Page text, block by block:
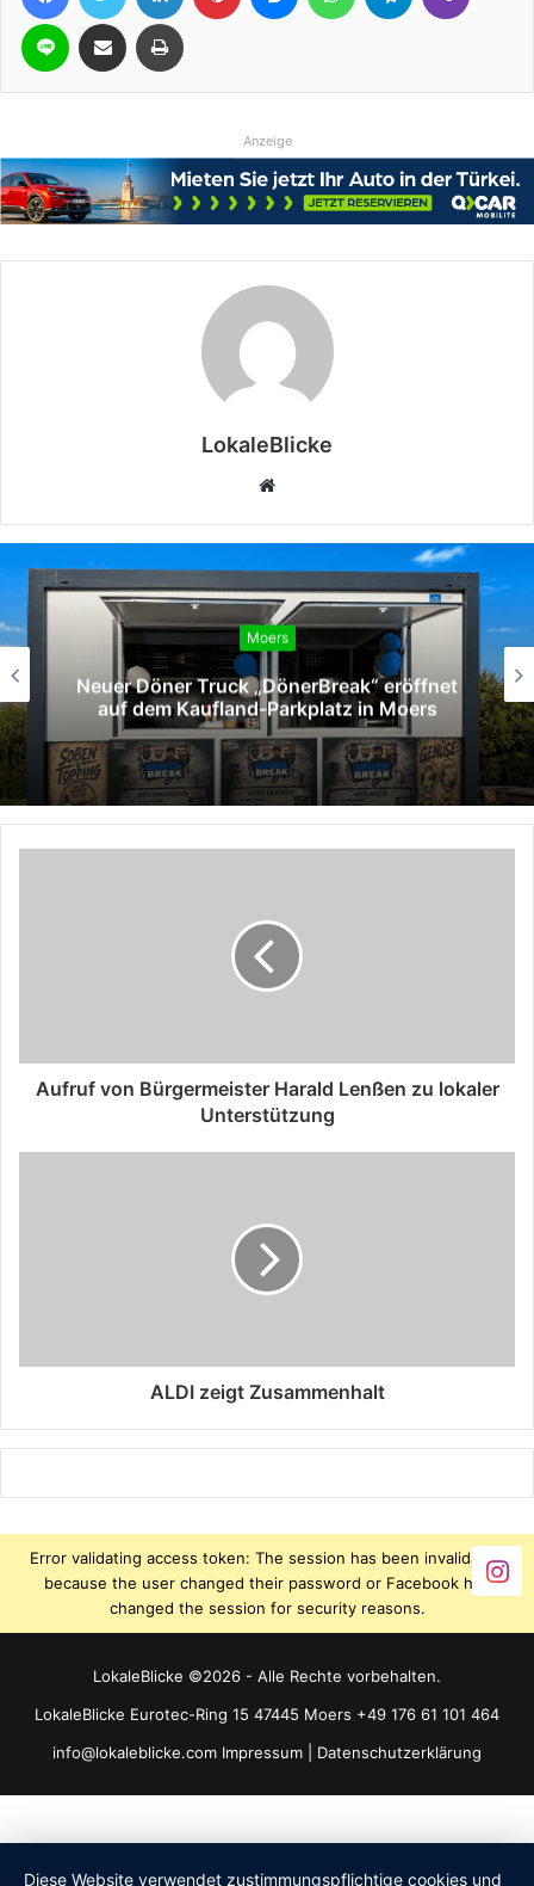
Line Teile per E-Mail Drucken
Anzeige
LokaleBlicke
Webseite
eröffnet
in Moers
Moers
Moers: Zwei Verletzte
auf der
Aufruf von Bürgermeister Harald Lenßen zu lokaler
Unterstützung
ALDI zeigt Zusammenhalt
Error validating access token: The session has been invalidated
because the user changed their password or Facebook has
changed the session for security reasons.
LokaleBlicke ©2026 - Alle Rechte vorbehalten.
LokaleBlicke Eurotec-Ring 15 47445 Moers +49 176 61 101 464
info@lokaleblicke.com Impressum Datenschutzerklärung
Diese Website verwendet zustimmungspflichtige cookies und